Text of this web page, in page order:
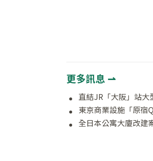
更多訊息 ⇀
直結JR「大阪」站
東京商業設施「原宿
全日本公寓大廈改建